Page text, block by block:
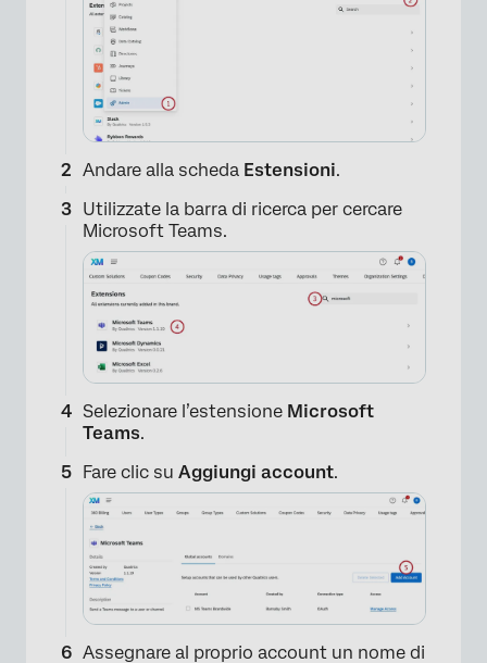
Andare alla scheda Estensioni.
Utilizzate la barra di ricerca per cercare
Microsoft Teams.
Selezionare l’estensione Microsoft
Teams.
Fare clic su Aggiungi account.
Assegnare al proprio account un nome di